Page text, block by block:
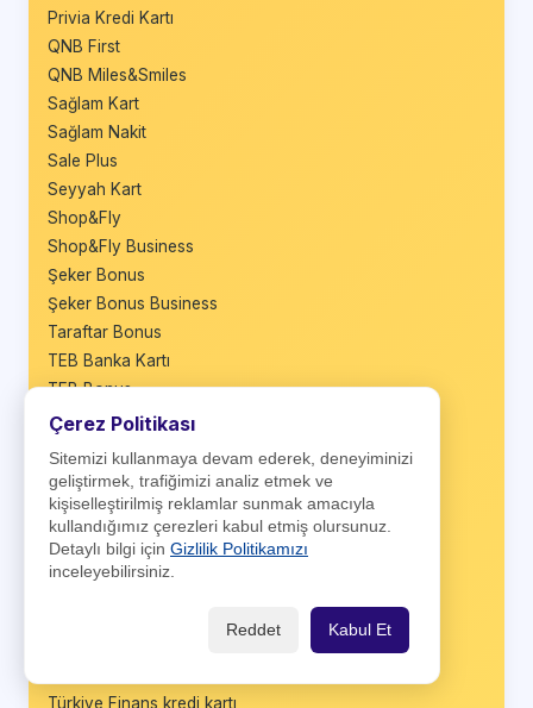
Privia Kredi Kartı
QNB First
QNB Miles&Smiles
Sağlam Kart
Sağlam Nakit
Sale Plus
Seyyah Kart
Shop&Fly
Shop&Fly Business
Şeker Bonus
Şeker Bonus Business
Taraftar Bonus
TEB Banka Kartı
TEB Bonus
TEB Bonus Business
TEB Özel World Elite
TEB Platinum Card
TEB Sade Card
TEB She Card
Türkiye Finans kredi kartı
Çerez Politikası
Sitemizi kullanmaya devam ederek, deneyiminizi
geliştirmek, trafiğimizi analiz etmek ve
kişiselleştirilmiş reklamlar sunmak amacıyla
kullandığımız çerezleri kabul etmiş olursunuz.
Detaylı bilgi için Gizlilik Politikamızı
inceleyebilirsiniz.
Reddet Kabul Et